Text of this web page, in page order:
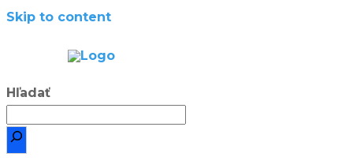
Skip to content
Hľadať